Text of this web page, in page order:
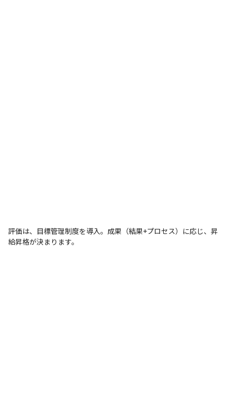
評価は、目標管理制度を導入。成果（結果+プロセス）に応じ、昇
給昇格が決まります。